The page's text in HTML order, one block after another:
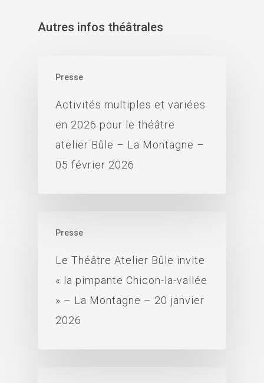
Autres infos théâtrales
Presse
Activités multiples et variées
en 2026 pour le théâtre
atelier Bûle – La Montagne –
05 février 2026
Presse
Le Théâtre Atelier Bûle invite
« la pimpante Chicon-la-vallée
» – La Montagne – 20 janvier
2026